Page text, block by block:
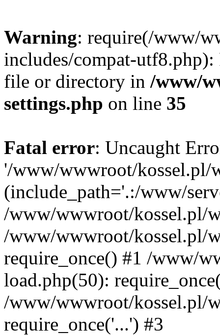
Warning: require(/www/
includes/compat-utf8.php):
file or directory in /www/
settings.php on line 35
Fatal error: Uncaught
'/www/wwwroot/kossel.pl/
(include_path='.:/www/
/www/wwwroot/kossel.pl/
/www/wwwroot/kossel.pl/
require_once() #1 /www/
load.php(50):
/www/wwwroot/kossel.pl/
require_once('...') #3